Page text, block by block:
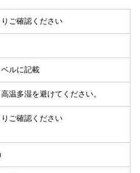
ご確認ください
ルに記載
温多湿を避けてください。
ご確認ください